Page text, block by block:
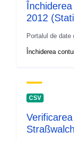
2012
Portalul de date
Închiderea
CSV